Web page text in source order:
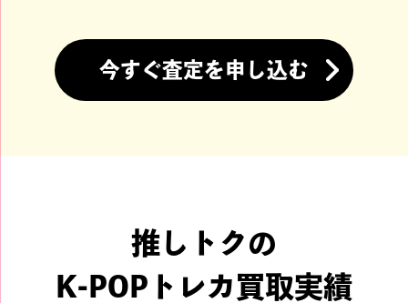
ENHYPEN
ENHYPEN ペンライト OFF
2,000円
SEVENTEEN ペンライト L
2,800
BTS BTS
今すぐ査定を申し込む
推しトクの
K-POPトレカ買取実績